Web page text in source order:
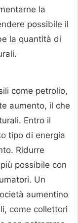
la
possibile il
la quantità di
come petrolio,
aumento, il che
Entro il
tipo di energia
Ridurre
possibile con
Un
aumentino
come collettori